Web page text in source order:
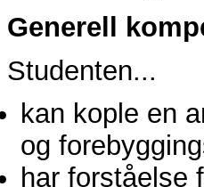
Generell
Studenten...
kan kople en
og
har forståelse